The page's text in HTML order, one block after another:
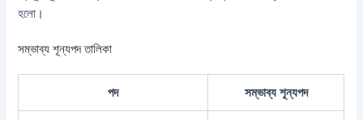
হলো।
সম্ভাব্য শূন্যপদ তালিকা
পদ সম্ভাব্য শূন্যপদ